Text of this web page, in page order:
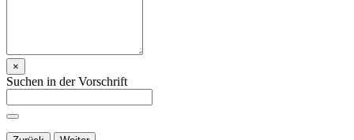
×
Suchen in der Vorschrift